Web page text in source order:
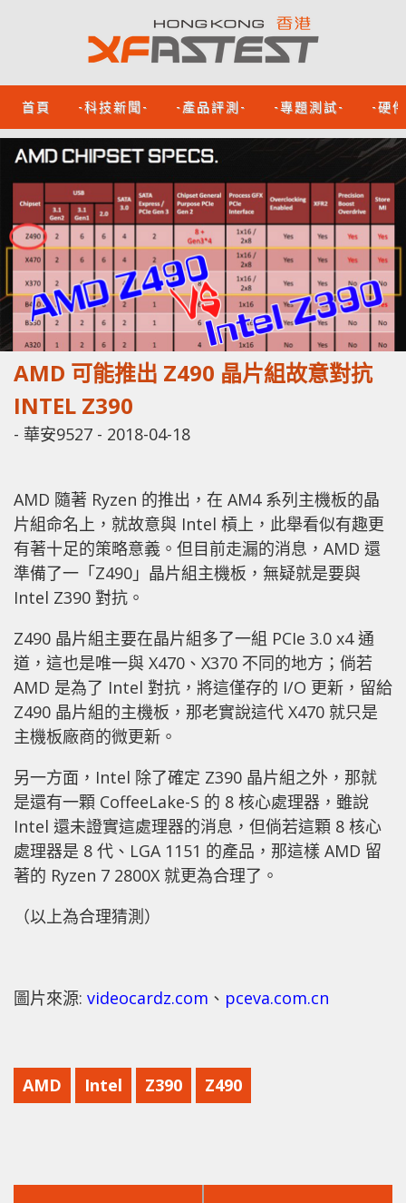
首頁 -科技新聞- -產品評測- -專題測試- -硬
AMD 可能推出 Z490 晶片組故意對抗
INTEL Z390
- 華安9527 - 2018-04-18
AMD 隨著 Ryzen 的推出，在 AM4 系列主機板的晶
片組命名上，就故意與 Intel 槓上，此舉看似有趣更
有著十足的策略意義。但目前走漏的消息，AMD 還
準備了一「Z490」晶片組主機板，無疑就是要與
Intel Z390 對抗。
Z490 晶片組主要在晶片組多了一組 PCIe 3.0 x4 通
道，這也是唯一與 X470、X370 不同的地方；倘若
AMD 是為了 Intel 對抗，將這僅存的 I/O 更新，留給
Z490 晶片組的主機板，那老實說這代 X470 就只是
主機板廠商的微更新。
另一方面，Intel 除了確定 Z390 晶片組之外，那就
是還有一顆 CoffeeLake-S 的 8 核心處理器，雖說
Intel 還未證實這處理器的消息，但倘若這顆 8 核心
處理器是 8 代、LGA 1151 的產品，那這樣 AMD 留
著的 Ryzen 7 2800X 就更為合理了。
（以上為合理猜測）
圖片來源: videocardz.com 、 pceva.com.cn
AMD Intel Z390 Z490